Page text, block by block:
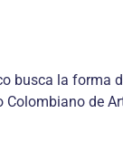
busca la forma
de